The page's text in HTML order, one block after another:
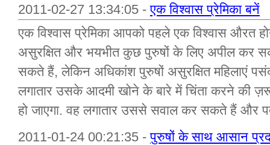
2011-02-27 13:34:05 -एक विश्वास प्रेमिका बनें
एक विश्वास प्रेमिका आपको पहले एक विश्वास औरत
असुरक्षित और भयभीत कुछ पुरुषों के लिए अपील कर
सकते हैं, लेकिन अधिकांश पुरुषों असुरक्षित महिलाएं
लगातार उसके आदमी खोने के बारे में चिंता करने की
हो जाएगा. वह लगातार उससे सवाल कर सकते हैं और
2011-01-24 00:21:35 -पुरुषों के साथ आसान